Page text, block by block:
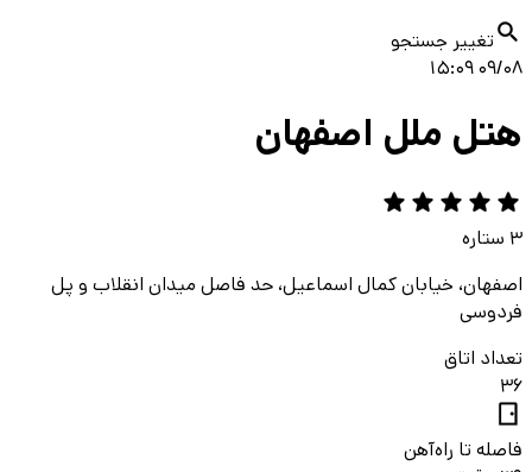
تغییر جستجو
09/08 15:09
هتل ملل اصفهان
3 ستاره
اصفهان، خیابان کمال اسماعیل، حد فاصل میدان انقلاب و پل
فردوسی
تعداد اتاق
36
فاصله تا راه‌آهن